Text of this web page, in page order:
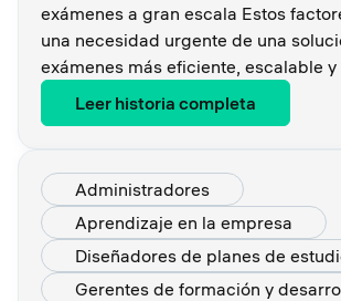
exámenes a gran escala Estos
una necesidad urgente de una
exámenes más eficiente, escalable y
Leer historia completa
Administradores
Aprendizaje en la empresa
Diseñadores de planes de
Gerentes de formación y